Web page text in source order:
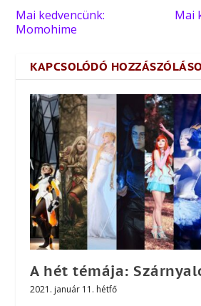
Mai kedvencünk:
Momohime
Mai
KAPCSOLÓDÓ
A hét témája:
2021. január 11. hétfő